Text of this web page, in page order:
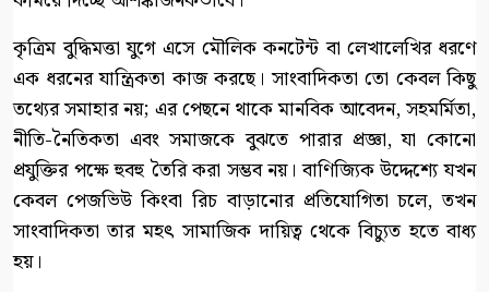
কৃত্রিম বুদ্ধিমত্তা যুগে এসে মৌলিক কনটেন্ট বা লেখালেখির ধরণে
এক ধরনের যান্ত্রিকতা কাজ করছে। সাংবাদিকতা তো কেবল কিছু
তথ্যের সমাহার নয়; এর পেছনে থাকে মানবিক আবেদন, সহমর্মিতা,
নীতি-নৈতিকতা এবং সমাজকে বুঝতে পারার প্রজ্ঞা, যা কোনো
প্রযুক্তির পক্ষে হুবহু তৈরি করা সম্ভব নয়। বাণিজ্যিক উদ্দেশ্যে যখন
কেবল পেজভিউ কিংবা রিচ বাড়ানোর প্রতিযোগিতা চলে, তখন
সাংবাদিকতা তার মহৎ সামাজিক দায়িত্ব থেকে বিচ্যুত হতে বাধ্য
হয়।